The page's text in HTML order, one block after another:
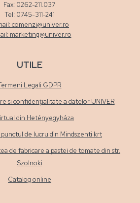
Fax: 0262-211.037
Tel: 0745-311-241
comenzi@univer.ro
marketing@univer.ro
UTILE
Legali GDPR
si confidențialitate a datelor UNIVER
din Hetényegyháza
de lucru din Mindszenti krt
de fabricare a pastei de tomate din str.
Szolnoki
Catalog online